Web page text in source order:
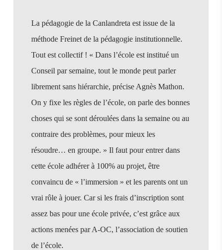
La pédagogie de la Canlandreta est issue de la
méthode Freinet de la pédagogie institutionnelle.
Tout est collectif ! « Dans l’école est institué un
Conseil par semaine, tout le monde peut parler
librement sans hiérarchie, précise Agnès Mathon.
On y fixe les règles de l’école, on parle des bonnes
choses qui se sont déroulées dans la semaine ou au
contraire des problèmes, pour mieux les
résoudre… en groupe. » Il faut pour entrer dans
cette école adhérer à 100% au projet, être
convaincu de « l’immersion » et les parents ont un
vrai rôle à jouer. Car si les frais d’inscription sont
assez bas pour une école privée, c’est grâce aux
actions menées par A-OC, l’association de soutien
de l’école.